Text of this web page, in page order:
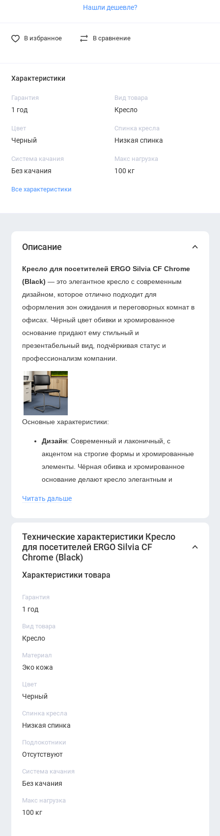
Нашли дешевле?
В избранное В сравнение
Характеристики
Гарантия
1 год
Вид товара
Кресло
Цвет
Черный
Спинка кресла
Низкая спинка
Система качания
Без качания
Макс нагрузка
100 кг
Все характеристики
Описание
Кресло для посетителей ERGO Silvia CF Chrome
(Black) — это элегантное кресло с современным
дизайном, которое отлично подходит для
оформления зон ожидания и переговорных комнат в
офисах. Чёрный цвет обивки и хромированное
основание придают ему стильный и
презентабельный вид, подчёркивая статус и
профессионализм компании.
Основные характеристики:
Дизайн: Современный и лаконичный, с
акцентом на строгие формы и хромированные
элементы. Чёрная обивка и хромированное
основание делают кресло элегантным и
офисным интерьером.
посетителям комфортно разместиться даже
при длительном ожидании, создавая уютную
Каркас
: Прочный металлический каркас с
хромированным покрытием, устойчивый к
Читать дальше
Технические характеристики Кресло
для посетителей ERGO Silvia CF
Chrome (Black)
Характеристики товара
Гарантия
1 год
Вид товара
Кресло
Материал
Эко кожа
Цвет
Черный
Спинка кресла
Низкая спинка
Подлокотники
Отсутствуют
Система качания
Без качания
Макс нагрузка
100 кг